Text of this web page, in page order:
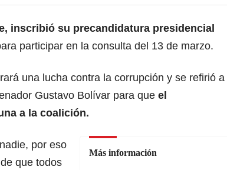
inscribió su precandidatura presidencial
participar en la consulta del 13 de marzo.
una lucha contra la corrupción y se refirió a
Gustavo Bolívar para que el
a la coalición.
Más información
por eso
que todos